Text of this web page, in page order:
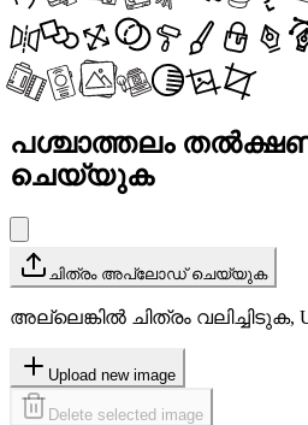
പശ്ചാത്തലം
ചെയ്യുക
ചിത്രം അപ്‌ലോഡ് ചെയ്യുക
അല്ലെങ്കിൽ ചിത്രം
Upload new image
Delete selected image